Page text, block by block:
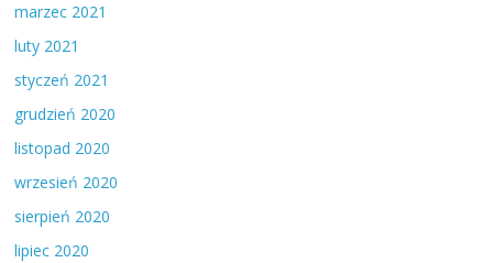
marzec 2021
luty 2021
styczeń 2021
grudzień 2020
listopad 2020
wrzesień 2020
sierpień 2020
lipiec 2020